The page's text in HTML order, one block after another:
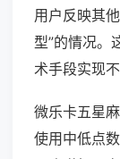
用户反映其
型”的情况。
术手段实现不
微乐卡五星
使用中低点